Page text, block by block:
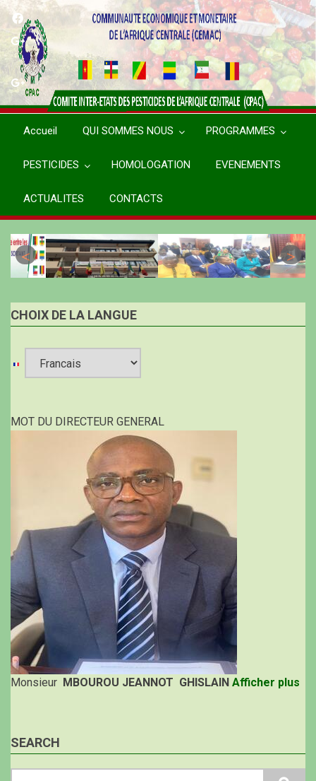
Aller
contenu
principal
Accueil QUI SOMMES NOUS PROGRAMMES
PESTICIDES HOMOLOGATION EVENEMENTS
ACTUALITES CONTACTS
CHOIX DE LA LANGUE
language
MOT DU DIRECTEUR GENERAL
Monsieur MBOUROU JEANNOT GHISLAIN Afficher plus
SEARCH